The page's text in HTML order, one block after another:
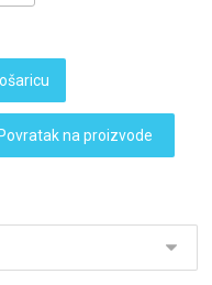
Povratak na proizvode